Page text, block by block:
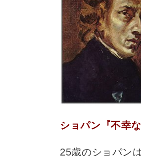
ショパン『不幸
25歳のショパン